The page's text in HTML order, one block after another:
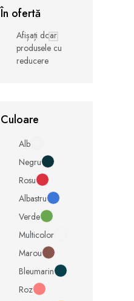
În ofertă
Afișați doar
produsele cu
reducere
Culoare
Alb
Negru
Rosu
Albastru
Verde
Multicolor
Marou
Bleumarin
Roz